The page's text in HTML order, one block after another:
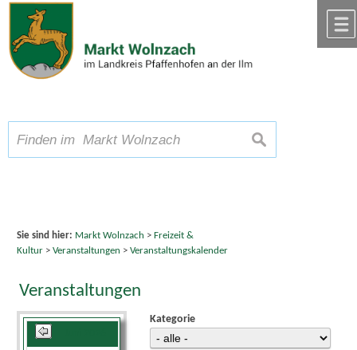
Zum Inhalt,zur Navigation
Schriftgröße A A A suchen
Sie sind hier: Markt Wolnzach > Freizeit &
Kultur> Veranstaltungen > Veranstaltungskalender
Veranstaltungen
Kategorie